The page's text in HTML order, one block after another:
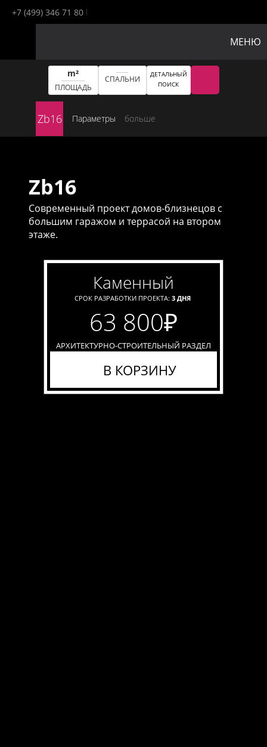
+7 (499) 346 71 80
МЕНЮ
m²
ПЛОЩАДЬ
СПАЛЬНИ
ДЕТАЛЬНЫЙ
ПОИСК
Zb16 Параметры больше
Zb16
Современный проект домов-близнецов с
большим гаражом и террасой на втором
этаже.
каменный
СРОК РАЗРАБОТКИ ПРОЕКТА: 3 ДНЯ
63 800₽
АРХИТЕКТУРНО-СТРОИТЕЛЬНЫЙ РАЗДЕЛ
В КОРЗИНУ